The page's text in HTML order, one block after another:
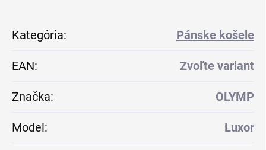
Kategória: Pánske košele
EAN: Zvoľte variant
Značka: OLYMP
Model: Luxor